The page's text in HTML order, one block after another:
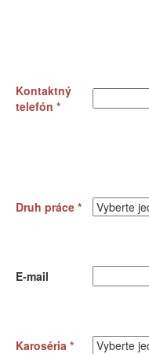
Kontaktný
telefón *
Druh práce *
E-mail
Karoséria *